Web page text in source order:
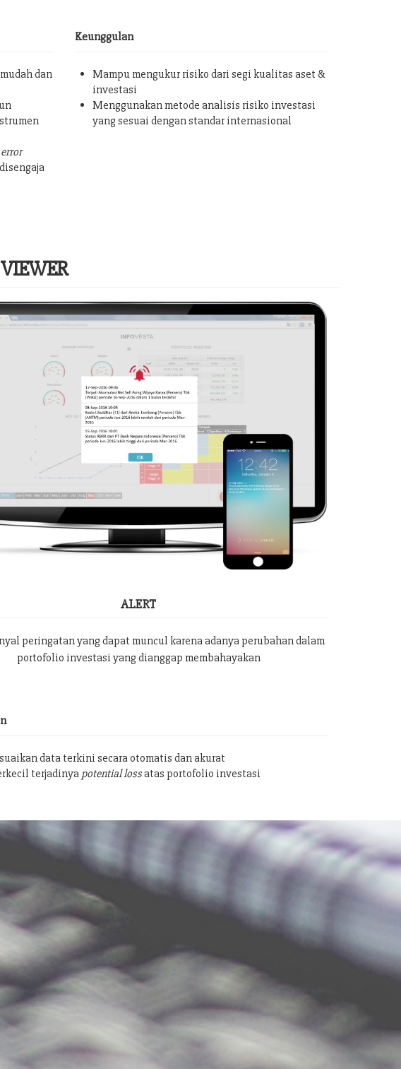
dan
Keunggulan
Mampu mengukur risiko dari segi kualitas aset &
investasi
Menggunakan metode analisis risiko investasi
yang sesuai dengan standar internasional
ALERT
peringatan yang dapat muncul karena adanya perubahan dalam
portofolio investasi yang dianggap membahayakan
data terkini secara otomatis dan akurat
terjadinyapotential lossatas portofolio investasi